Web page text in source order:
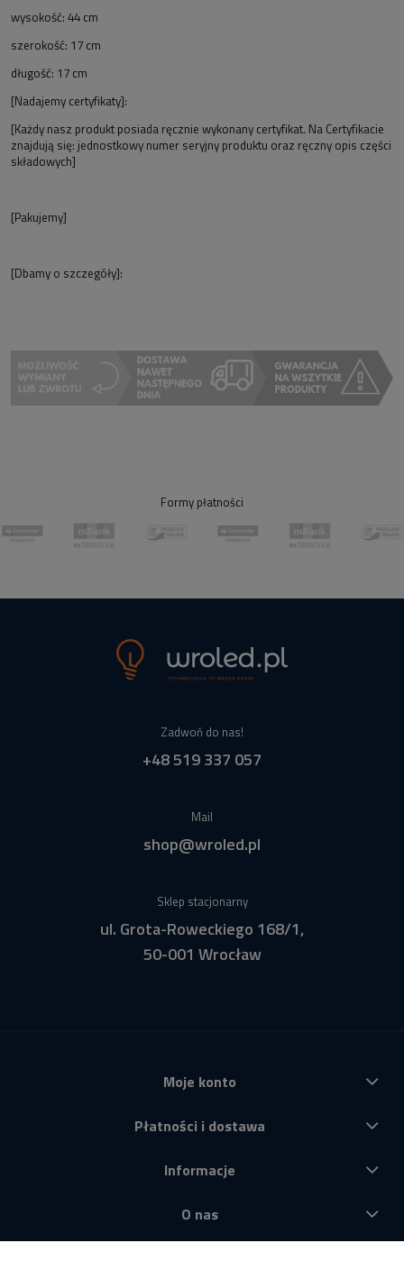
wysokość: 44 cm
szerokość: 17 cm
długość: 17 cm
[Nadajemy certyfikaty]:
[Każdy nasz produkt posiada ręcznie wykonany certyfikat. Na Certyfikacie
znajdują się: jednostkowy numer seryjny produktu oraz ręczny opis części
składowych]
[Pakujemy]
[Dbamy o szczegóły]:
Formy płatności
Zadwoń do nas!
+48 519 337 057
Mail
shop@wroled.pl
Sklep stacjonarny
ul. Grota-Roweckiego 168/1,
50-001 Wrocław
Moje konto
Płatności i dostawa
Informacje
O nas